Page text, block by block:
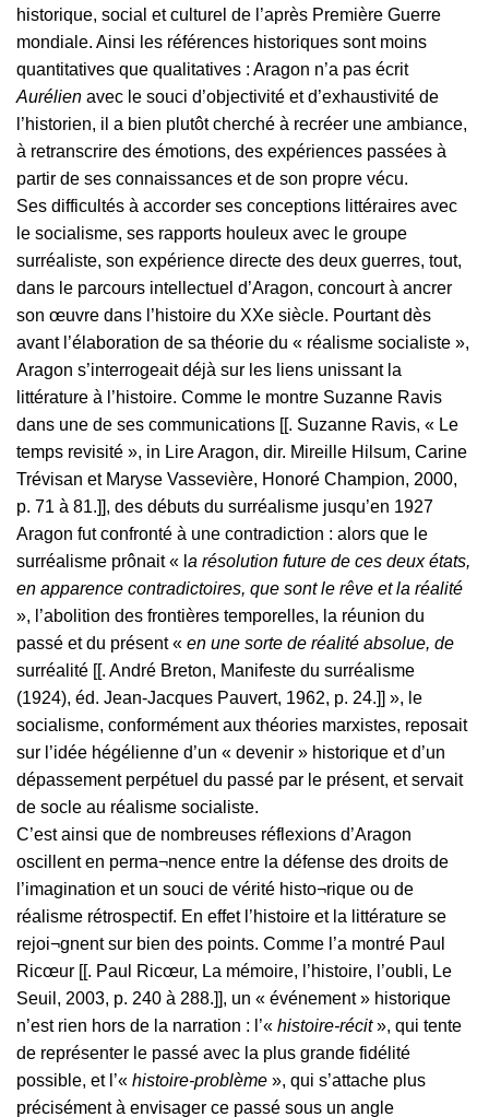
historique, social et culturel de l’après Première Guerre
mondiale. Ainsi les références historiques sont moins
quantitatives que qualitatives : Aragon n’a pas écrit
Aurélien avec le souci d’objectivité et d’exhaustivité de
l’historien, il a bien plutôt cherché à recréer une ambiance,
à retranscrire des émotions, des expériences passées à
partir de ses connaissances et de son propre vécu.
Ses difficultés à accorder ses conceptions littéraires avec
le socialisme, ses rapports houleux avec le groupe
surréaliste, son expérience directe des deux guerres, tout,
dans le parcours intellectuel d’Aragon, concourt à ancrer
son œuvre dans l’histoire du XXe siècle. Pourtant dès
avant l’élaboration de sa théorie du « réalisme socialiste »,
Aragon s’interrogeait déjà sur les liens unissant la
littérature à l’histoire. Comme le montre Suzanne Ravis
dans une de ses communications [[. Suzanne Ravis, « Le
temps revisité », in Lire Aragon, dir. Mireille Hilsum, Carine
Trévisan et Maryse Vassevière, Honoré Champion, 2000,
p. 71 à 81.]], des débuts du surréalisme jusqu’en 1927
Aragon fut confronté à une contradiction : alors que le
surréalisme prônait « l a résolution future de ces deux états,
en apparence contradictoires, que sont le rêve et la réalité
», l’abolition des frontières temporelles, la réunion du
passé et du présent « en une sorte de réalité absolue, de
surréalité [[. André Breton, Manifeste du surréalisme
(1924), éd. Jean-Jacques Pauvert, 1962, p. 24.]] », le
socialisme, conformément aux théories marxistes, reposait
sur l’idée hégélienne d’un « devenir » historique et d’un
dépassement perpétuel du passé par le présent, et servait
de socle au réalisme socialiste.
C’est ainsi que de nombreuses réflexions d’Aragon
oscillent en perma¬nence entre la défense des droits de
l’imagination et un souci de vérité histo¬rique ou de
réalisme rétrospectif. En effet l’histoire et la littérature se
rejoi¬gnent sur bien des points. Comme l’a montré Paul
Ricœur [[. Paul Ricœur, La mémoire, l’histoire, l’oubli, Le
Seuil, 2003, p. 240 à 288.]], un « événement » historique
n’est rien hors de la narration : l’« histoire-récit», qui tente
de représenter le passé avec la plus grande fidélité
possible, et l’« histoire-problème », qui s’attache plus
précisément à envisager ce passé sous un angle